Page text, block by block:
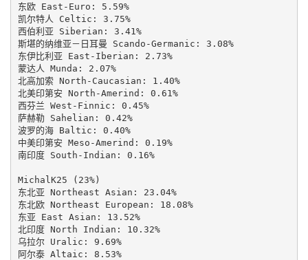
东欧 East-Euro: 5.59%
凯尔特人 Celtic: 3.75%
西伯利亚 Siberian: 3.41%
斯堪的纳维亚－日耳曼 Scando-Germanic: 3.08%
东伊比利亚 East-Iberian: 2.73%
蒙达人 Munda: 2.07%
北高加索 North-Caucasian: 1.40%
北美印第安 North-Amerind: 0.61%
西芬兰 West-Finnic: 0.45%
萨赫勒 Sahelian: 0.42%
波罗的海 Baltic: 0.40%
中美印第安 Meso-Amerind: 0.19%
南印度 South-Indian: 0.16%
MichalK25 (23%)
东北亚 Northeast Asian: 23.04%
东北欧 Northeast European: 18.08%
东亚 East Asian: 13.52%
北印度 North Indian: 10.32%
乌拉尔 Uralic: 9.69%
阿尔泰 Altaic: 8.53%